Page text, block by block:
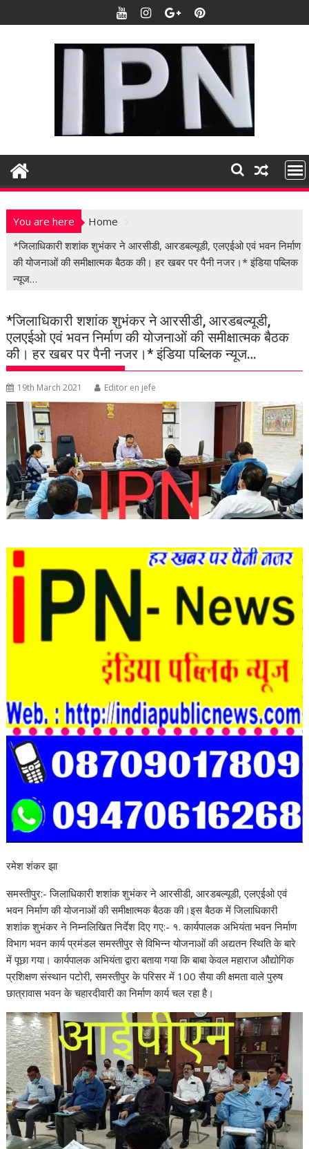
k
t
n
You are here
Home
*जिलाधिकारी शशांक शुभंकर ने आरसीडी, आरडबल्यूडी, एलएईओ एवं भवन निर्माण
की योजनाओं की समीक्षात्मक बैठक की। हर खबर पर पैनी नजर।* इंडिया पब्लिक
न्यूज…
*जिलाधिकारी शशांक शुभंकर ने आरसीडी, आरडबल्यूडी,
एलएईओ एवं भवन निर्माण की योजनाओं की समीक्षात्मक बैठक
की। हर खबर पर पैनी नजर।* इंडिया पब्लिक न्यूज…
19th March 2021 Editor en jefe
रमेश शंकर झा
समस्तीपुर:- जिलाधिकारी शशांक शुभंकर ने आरसीडी, आरडबल्यूडी, एलएईओ एवं
भवन निर्माण की योजनाओं की समीक्षात्मक बैठक की।इस बैठक में जिलाधिकारी
शशांक शुभंकर ने निम्नलिखित निर्देश दिए गए:- १. कार्यपालक अभियंता भवन निर्माण
विभाग भवन कार्य प्रमंडल समस्तीपुर से विभिन्न योजनाओं की अद्यतन स्थिति के बारे
में पूछा गया। कार्यपालक अभियंता द्वारा बताया गया कि बाबा केवल महाराज औद्योगिक
प्रशिक्षण संस्थान पटोरी, समस्तीपुर के परिसर में 100 सैया की क्षमता वाले पुरुष
छात्रावास भवन के चहारदीवारी का निर्माण कार्य चल रहा है।